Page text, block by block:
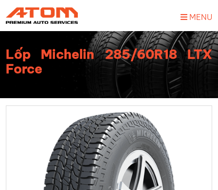
MENU
Lốp Michelin 285/60R18 LTX
Force